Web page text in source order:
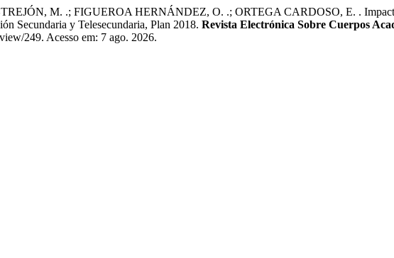
M. .; FIGUEROA HERNÁNDEZ, O. .; ORTEGA CARDOSO, E. .
Secundaria y Telesecundaria, Plan 2018. Revista Electrónica Sobre Cuerpos
249. Acesso em: 7 ago. 2026.